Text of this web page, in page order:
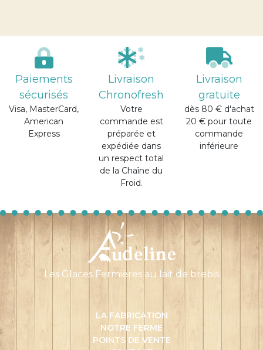
Paiements
sécurisés
Visa, MasterCard,
American
Express
Livraison
Chronofresh
Votre
commande est
préparée et
expédiée dans
un respect total
de la Chaîne du
Froid.
Livraison
gratuite
dès 80 € d'achat
20 € pour toute
commande
inférieure
Les Glaces Fermières au lait de brebis
LA FABRICATION
NOTRE FERME
POINTS DE VENTE